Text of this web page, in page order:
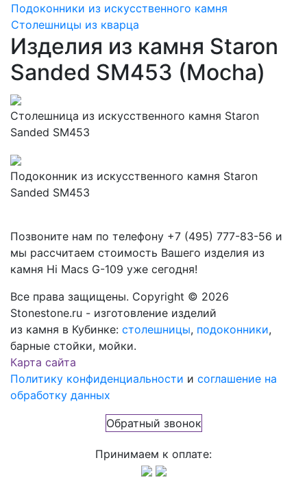
Подоконники из искусственного камня
Столешницы из кварца
Изделия из камня Staron
Sanded SM453 (Mocha)
Столешница из искусственного камня Staron
Sanded SM453
Подоконник из искусственного камня Staron
Sanded SM453
Позвоните нам по телефону +7 (495) 777-83-56 и
мы рассчитаем стоимость Вашего изделия из
камня Hi Macs G-109 уже сегодня!
Все права защищены. Copyright © 2026
Stonestone.ru - изготовление изделий
из камня в Кубинке: столешницы, подоконники,
барные стойки, мойки.
Карта сайта
Политику конфиденциальности и соглашение на
обработку данных
Обратный звонок
Принимаем к оплате: